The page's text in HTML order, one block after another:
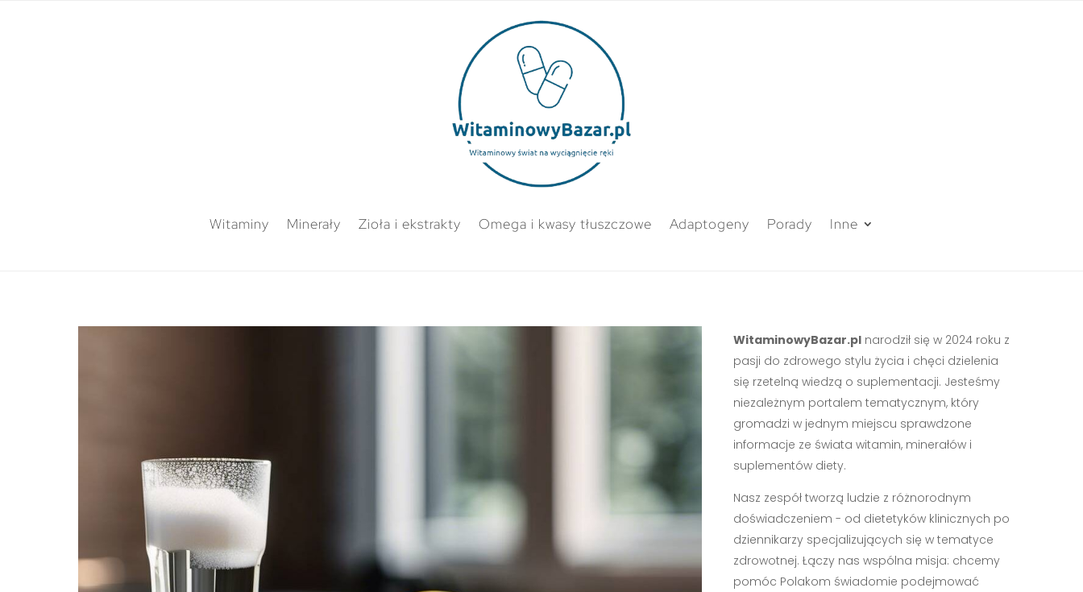
Witaminy Minerały Zioła i ekstrakty Omega i kwasy tłuszczowe Adaptogeny Porady Inne
WitaminowyBazar.plnarodził się w 2024 roku z
pasji do zdrowego stylu życia i chęci dzielenia
się rzetelną wiedzą o suplementacji. Jesteśmy
niezależnym portalem tematycznym, który
gromadzi w jednym miejscu sprawdzone
informacje ze świata witamin, minerałów i
suplementów diety.
Nasz zespół tworzą ludzie z różnorodnym
doświadczeniem - od dietetyków klinicznych po
dziennikarzy specjalizujących się w tematyce
zdrowotnej. Łączy nas wspólna misja: chcemy
pomóc Polakom świadomie podejmować